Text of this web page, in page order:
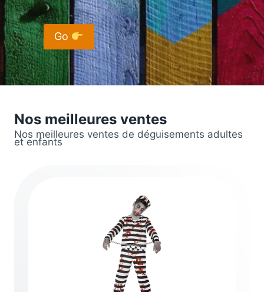
Go
Nos meilleures ventes
Nos meilleures ventes de déguisements adultes
et enfants